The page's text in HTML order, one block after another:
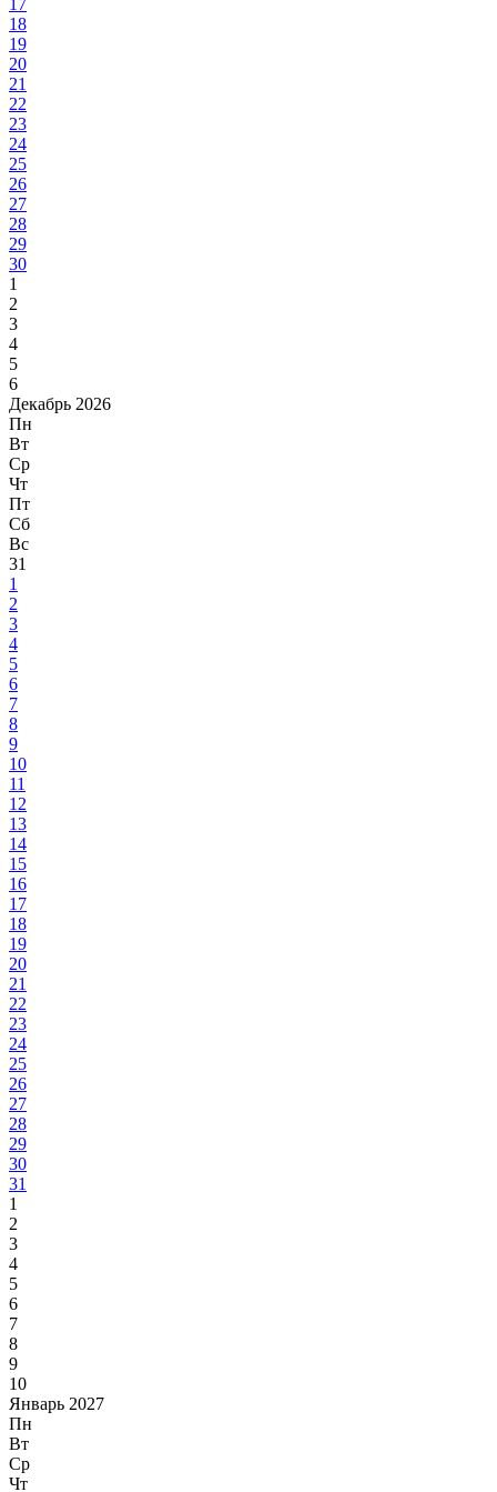
17
18
19
20
21
22
23
24
25
26
27
28
29
30
1
2
3
4
5
6
Декабрь 2026
Пн
Вт
Ср
Чт
Пт
Сб
Вс
31
1
2
3
4
5
6
7
8
9
10
11
12
13
14
15
16
17
18
19
20
21
22
23
24
25
26
27
28
29
30
31
1
2
3
4
5
6
7
8
9
10
Январь 2027
Пн
Вт
Ср
Чт